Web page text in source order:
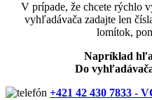
V prípade, že chcete rýchlo
vyhľadávača zadajte len
lomítok,
Napríklad
Do
+421 42 430 7833 -